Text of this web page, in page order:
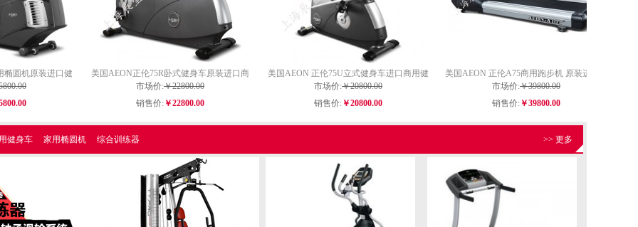
椭圆机原装进口健
机
美国AEON正伦75R卧式健身车原装进口商
用卧式健身车
市场价:￥22800.00
销售价: ￥22800.00
美国AEON 正伦75U立式健身车进口商用健
身车
市场价:￥20800.00
销售价: ￥20800.00
美国AEON 正伦A75商用跑步机 原装进口跑
步机
市场价:￥39800.00
销售价: ￥39800.00
健身车 家用椭圆机 综合训练器 >> 更多